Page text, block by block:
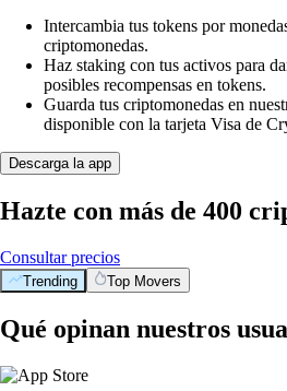
Intercambia tus tokens por
criptomonedas.
Haz staking con tus activos para
posibles recompensas en tokens.
Guarda tus criptomonedas en
disponible con la tarjeta Visa de
Descarga la app
Hazte con más de 400
Consultar precios
Trending Top Movers
Qué opinan nuestros